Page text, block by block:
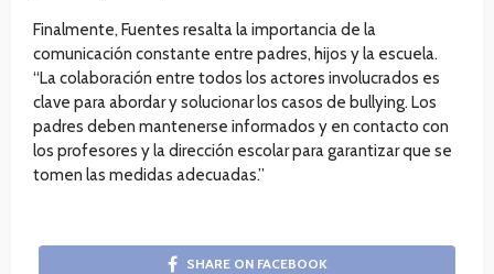
Finalmente, Fuentes resalta la importancia de la
comunicación constante entre padres, hijos y la escuela.
“La colaboración entre todos los actores involucrados es
clave para abordar y solucionar los casos de bullying. Los
padres deben mantenerse informados y en contacto con
los profesores y la dirección escolar para garantizar que se
tomen las medidas adecuadas.”
SHARE ON FACEBOOK